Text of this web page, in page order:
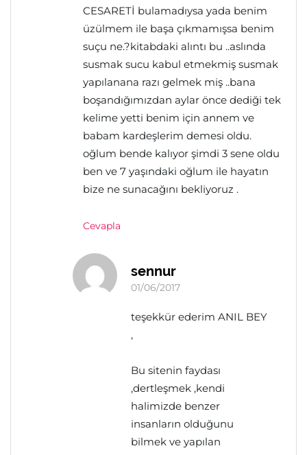
CESARETİ bulamadıysa yada benim
üzülmem ile başa çıkmamışsa benim
suçu ne.?kitabdaki alıntı bu ..aslında
susmak sucu kabul etmekmiş susmak
yapılanana razı gelmek miş ..bana
boşandığımızdan aylar önce dediği tek
kelime yetti benim için annem ve
babam kardeşlerim demesi oldu.
oğlum bende kalıyor şimdi 3 sene oldu
ben ve 7 yaşındaki oğlum ile hayatın
bize ne sunacağını bekliyoruz .
Cevapla
sennur
01/06/2017
teşekkür ederim ANIL BEY
,
Bu sitenin faydası
,dertleşmek ,kendi
halimizde benzer
insanların olduğunu
bilmek ve yapılan